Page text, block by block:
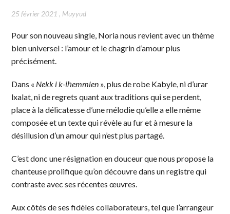
25 février 2021 , Muyyud
Pour son nouveau single, Noria nous revient avec un thème
bien universel : l’amour et le chagrin d’amour plus
précisément.
Dans « Nekk i k-iḥemmlen », plus de robe Kabyle, ni d’urar
lxalat, ni de regrets quant aux traditions qui se perdent,
place à la délicatesse d’une mélodie qu’elle a elle même
composée et un texte qui révèle au fur et à mesure la
désillusion d’un amour qui n’est plus partagé.
C’est donc une résignation en douceur que nous propose la
chanteuse prolifique qu’on découvre dans un registre qui
contraste avec ses récentes œuvres.
Aux côtés de ses fidèles collaborateurs, tel que l’arrangeur